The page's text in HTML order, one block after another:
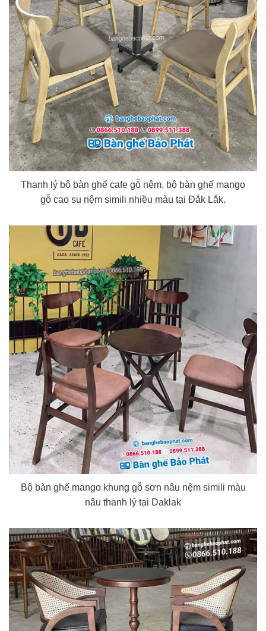
Thanh lý bộ bàn ghế cafe gỗ nệm, bộ bàn ghế mango
gỗ cao su nệm simili nhiều màu tại Đắk Lắk.
Bộ bàn ghế mango khung gỗ sơn nâu nệm simili màu
nâu thanh lý tại Daklak